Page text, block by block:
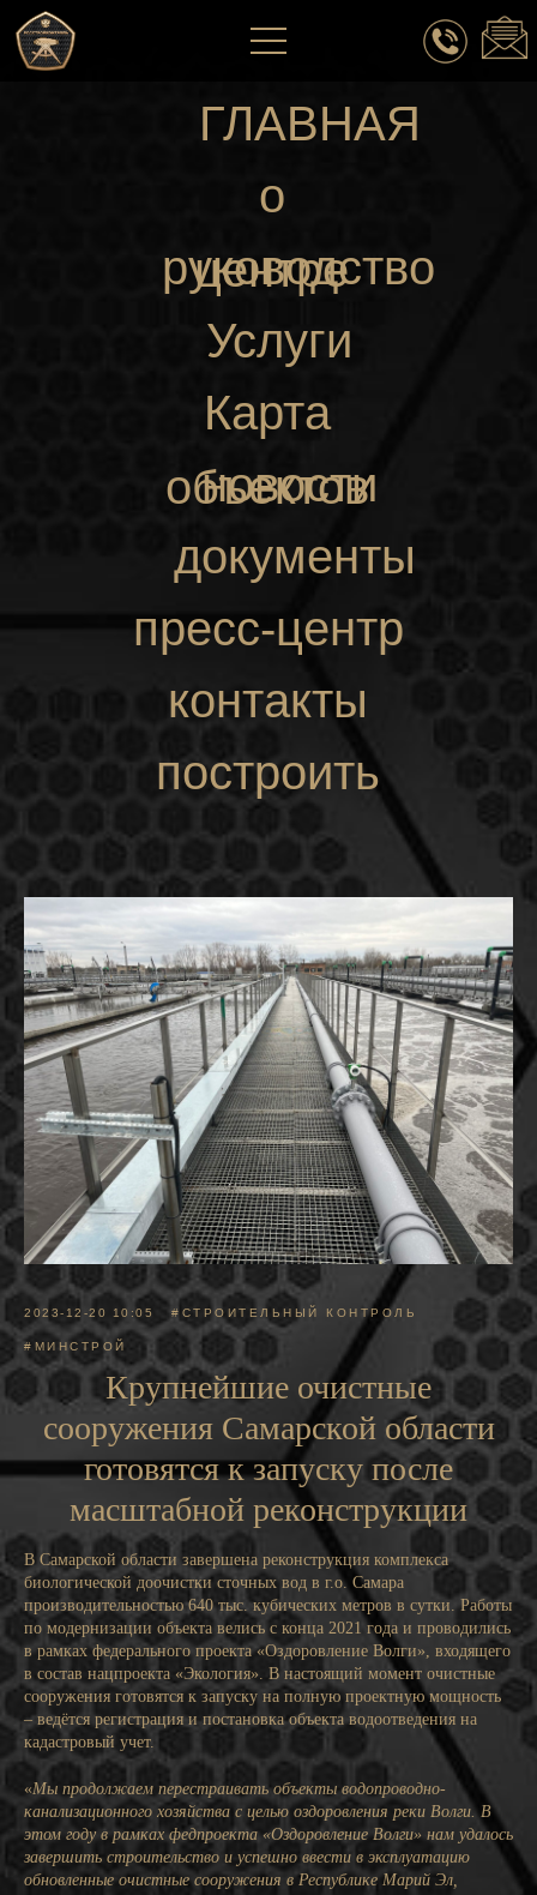
новости
руководство
Карта
объектов
ГЛАВНАЯ
пресс-центр
построить
маршрут
о
центре
документы
контакты
Услуги
2023-12-20 10:05 #СТРОИТЕЛЬНЫЙ КОНТРОЛЬ
#МИНСТРОЙ
Крупнейшие очистные
сооружения Самарской области
готовятся к запуску после
масштабной реконструкции
В Самарской области завершена реконструкция комплекса
биологической доочистки сточных вод в г.о. Самара
производительностью 640 тыс. кубических метров в сутки. Работы
по модернизации объекта велись с конца 2021 года и проводились
в рамках федерального проекта «Оздоровление Волги», входящего
в состав нацпроекта «Экология». В настоящий момент очистные
сооружения готовятся к запуску на полную проектную мощность
– ведётся регистрация и постановка объекта водоотведения на
кадастровый учет.
«Мы продолжаем перестраивать объекты водопроводно-
канализационного хозяйства с целью оздоровления реки Волги. В
этом году в рамках федпроекта «Оздоровление Волги» нам удалось
завершить строительство и успешно ввести в эксплуатацию
обновленные очистные сооружения в Республике Марий Эл,